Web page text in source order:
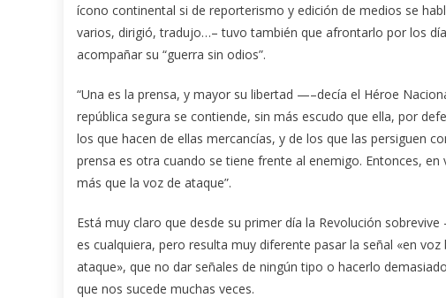
ícono continental si de reporterismo y edición de medios se
varios, dirigió, tradujo…– tuvo también que afrontarlo por los
acompañar su “guerra sin odios”.
“Una es la prensa, y mayor su libertad —–decía el Héroe
república segura se contiende, sin más escudo que ella, por
los que hacen de ellas mercancías, y de los que las persiguen
prensa es otra cuando se tiene frente al enemigo. Entonces,
más que la voz de ataque”.
Está muy claro que desde su primer día la Revolución
es cualquiera, pero resulta muy diferente pasar la señal «en
ataque», que no dar señales de ningún tipo o hacerlo
que nos sucede muchas veces.